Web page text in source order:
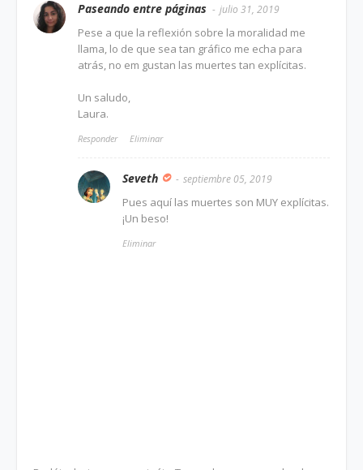
Paseando entre páginas julio 31, 2019
Pese a que la reflexión sobre la moralidad me
llama, lo de que sea tan gráfico me echa para
atrás, no em gustan las muertes tan explícitas.
Un saludo,
Laura.
Responder Eliminar
Seveth septiembre 05, 2019
Pues aquí las muertes son MUY explícitas.
¡Un beso!
Eliminar